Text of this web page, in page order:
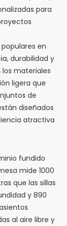
para
en
durabilidad y
materiales
ligera que
de
diseñados
atractiva
fundido
mide 1000
que las sillas
y 890
al aire libre y